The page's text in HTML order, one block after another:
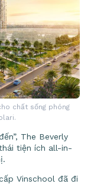
chất sống phóng
The Beverly
tiện ích all-in-
Vinschool đã đi